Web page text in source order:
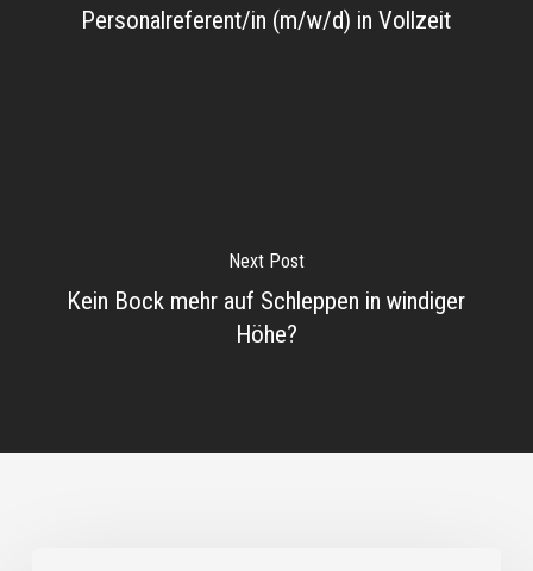
Personalreferent/in (m/w/d) in Vollzeit
Next Post
Kein Bock mehr auf Schleppen in windiger
Höhe?